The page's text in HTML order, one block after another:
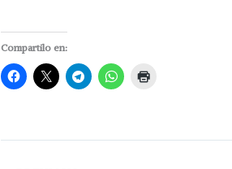
Compartilo en: